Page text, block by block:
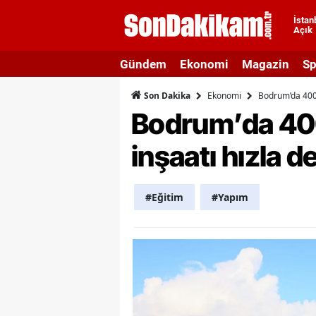
Açık
Gündem Ekonomi Magazin
Son Dakika Ekonomi Bodrum’da
Bodrum’da
inşaatı hızla
#Eğitim #Yapım